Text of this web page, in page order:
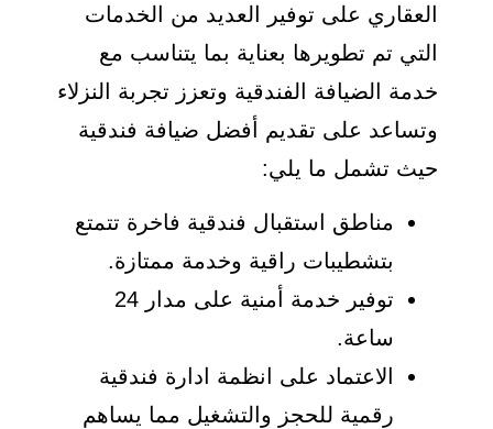
العقاري على توفير العديد من الخدمات
التي تم تطويرها بعناية بما يتناسب مع
خدمة الضيافة الفندقية وتعزز تجربة النزلاء
وتساعد على تقديم أفضل ضيافة فندقية
حيث تشمل ما يلي:
مناطق استقبال فندقية فاخرة تتمتع
بتشطيبات راقية وخدمة ممتازة.
توفير خدمة أمنية على مدار 24
ساعة.
الاعتماد على انظمة ادارة فندقية
رقمية للحجز والتشغيل مما يساهم